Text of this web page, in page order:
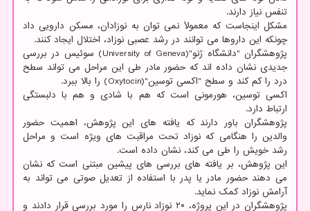
تنفس نیاز دارند.
مشکل اینجاست که معمولاً نمی توان به نوزادان، مسکن دارویی داد
چونکه این داروها می توانند در رشد عصبی نوزاد، اختلال ایجاد کنند.
پژوهشگران "دانشگاه ژنو"(University of Geneva) سوئیس در بررسی
جدیدی نشان داده اند که حضور مادر طی این مراحل می تواند سطح
درد را کم کند و سطح "اکسی توسین"(Oxytocin) را بالا ببرد.
اکسی توسین، هورمونی است که هم با شادی و هم با دلبستگی
ارتباط دارد.
پژوهشگران باور دارند که یافته های این پژوهش، اهمیت حضور
والدین را هنگامی که نوزاد تحت مراقبت های ویژه است و مراحل
رشد خویش را طی می کند، نشان داده است.
این پژوهش، بر یافته های بررسی های پیشین مبتنی است که نشان
می دهند حضور مادر یا پدر با استفاده از تعدیل صوتی می تواند به
آرامش نوزاد کمک نماید.
پژوهشگران در این پروژه، ۲۰ نوزاد نارس را مورد بررسی قرار دادند و